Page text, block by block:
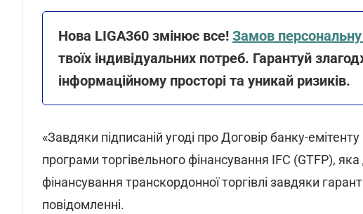
Нова LIGA360 змінює все! Замов персональну
твоїх індивідуальних потреб. Гарантуй
інформаційному просторі та уникай ризиків.
«Завдяки підписаній угоді про Договір банку-
програми торгівельного фінансування IFC (GTFP),
фінансування транскордонної торгівлі завдяки
повідомленні.